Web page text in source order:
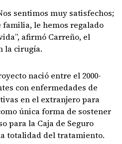
sentimos muy satisfechos;
le hemos regalado
afirmó Carreño, el
la cirugía.
nació entre el 2000-
con enfermedades de
en el extranjero para
única forma de sostener
para la Caja de Seguro
totalidad del tratamiento.